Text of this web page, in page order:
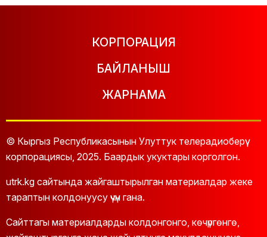
КОРПОРАЦИЯ
БАЙЛАНЫШ
ЖАРНАМА
© Кыргыз Республикасынын Улуттук телерадиоберүү
корпорациясы, 2025. Баардык укуктары корголгон.
utrk.kg сайтында жайгаштырылган материалдар жеке
тараптын колдонуусу үчүн гана.
Сайттагы материалдарды колдонгонго, көчүргөнгө,